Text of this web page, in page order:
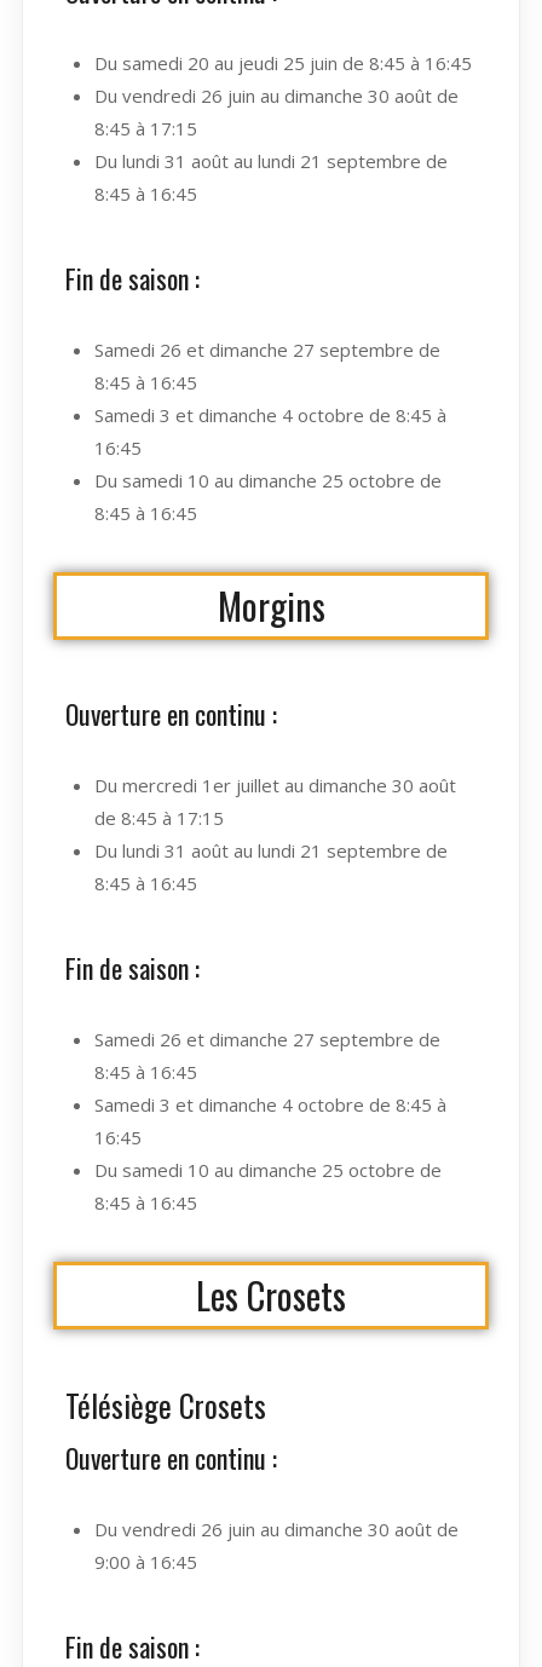
Du samedi 20 au jeudi 25 juin de 8:45 à 16:45
Du vendredi 26 juin au dimanche 30 août de
8:45 à 17:15
Du lundi 31 août au lundi 21 septembre de
8:45 à 16:45
Fin de saison :
Samedi 26 et dimanche 27 septembre de
8:45 à 16:45
Samedi 3 et dimanche 4 octobre de 8:45 à
16:45
Du samedi 10 au dimanche 25 octobre de
8:45 à 16:45
Morgins
Ouverture en continu :
Du mercredi 1er juillet au dimanche 30 août
de 8:45 à 17:15
Du lundi 31 août au lundi 21 septembre de
8:45 à 16:45
Fin de saison :
Samedi 26 et dimanche 27 septembre de
8:45 à 16:45
Samedi 3 et dimanche 4 octobre de 8:45 à
16:45
Du samedi 10 au dimanche 25 octobre de
8:45 à 16:45
Les Crosets
Télésiège Crosets
Ouverture en continu :
Du vendredi 26 juin au dimanche 30 août de
9:00 à 16:45
Fin de saison :